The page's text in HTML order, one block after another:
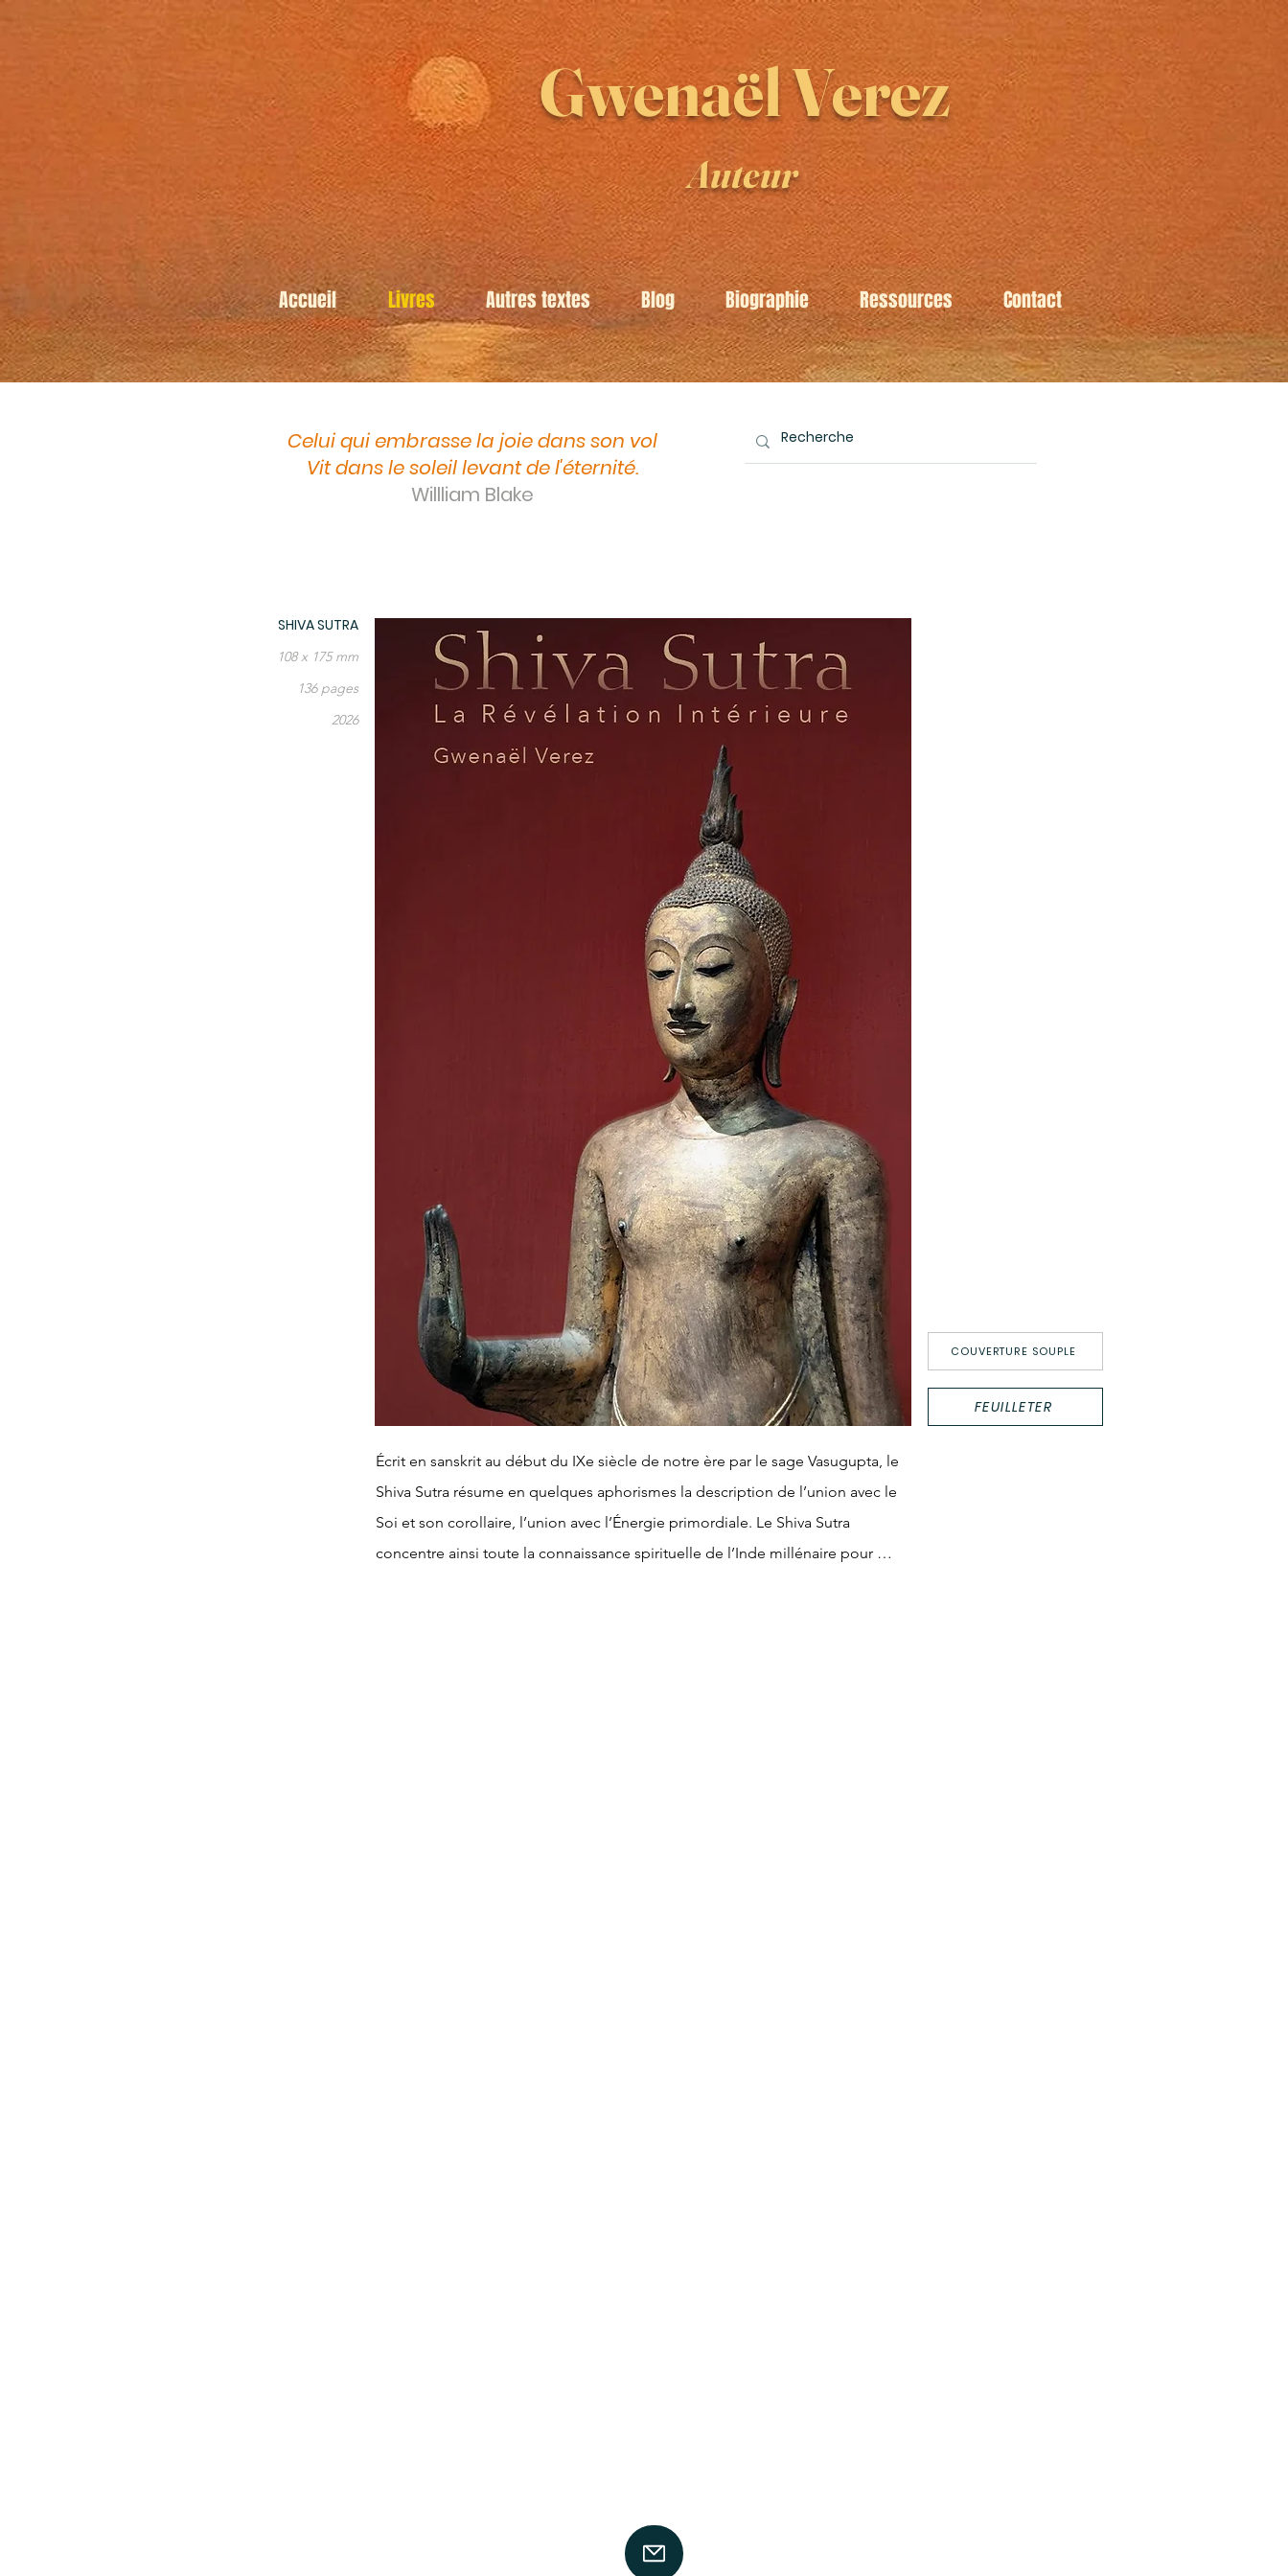
Gwenaël Verez
Auteur
Accueil Livres Autres textes Blog Biographie Ressources Contact
Celui qui embrasse la joie dans son vol
Vit dans le soleil levant de l'éternité.
Willliam Blake
SHIVA SUTRA
108 x 175 mm
136 pages
2026
COUVERTURE SOUPLE
FEUILLETER
Écrit en sanskrit au début du IXe siècle de notre ère par le sage Vasugupta, le
Shiva Sutra résume en quelques aphorismes la description de l’union avec le
Soi et son corollaire, l’union avec l’Énergie primordiale. Le Shiva Sutra
concentre ainsi toute la connaissance spirituelle de l’Inde millénaire pour